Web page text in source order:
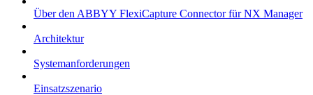
Über den ABBYY FlexiCapture Connector für NX Manager
Architektur
Systemanforderungen
Einsatzszenario